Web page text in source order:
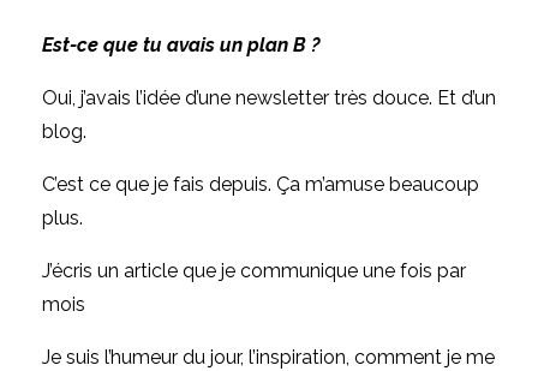
Est-ce que tu avais un plan B ?
Oui, j’avais l’idée d’une newsletter très douce. Et d’un
blog.
C’est ce que je fais depuis. Ça m’amuse beaucoup
plus.
J’écris un article que je communique une fois par
mois
Je suis l’humeur du jour, l’inspiration, comment je me